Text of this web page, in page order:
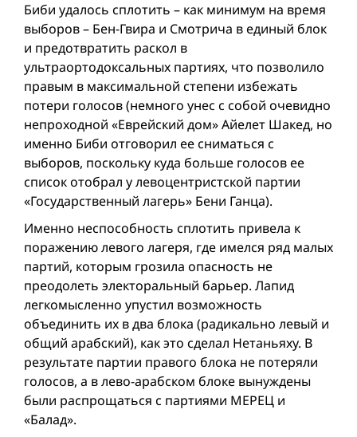
Биби удалось сплотить – как минимум на время
выборов – Бен-Гвира и Смотрича в единый блок
и предотвратить раскол в
ультраортодоксальных партиях, что позволило
правым в максимальной степени избежать
потери голосов (немного унес с собой очевидно
непроходной «Еврейский дом» Айелет Шакед, но
именно Биби отговорил ее сниматься с
выборов, поскольку куда больше голосов ее
список отобрал у левоцентристской партии
«Государственный лагерь» Бени Ганца).
Именно неспособность сплотить привела к
поражению левого лагеря, где имелся ряд малых
партий, которым грозила опасность не
преодолеть электоральный барьер. Лапид
легкомысленно упустил возможность
объединить их в два блока (радикально левый и
общий арабский), как это сделал Нетаньяху. В
результате партии правого блока не потеряли
голосов, а в лево-арабском блоке вынуждены
были распрощаться с партиями МЕРЕЦ и
«Балад».